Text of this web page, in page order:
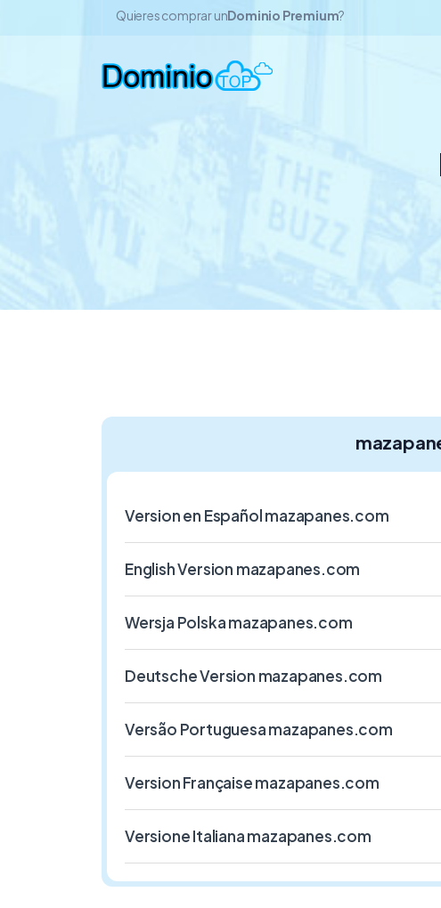
Quieres comprar unDominio Premium?
Version en Español mazapanes.com
English Version mazapanes.com
Wersja Polska mazapanes.com
Deutsche Version mazapanes.com
Versão Portuguesa mazapanes.com
Version Française mazapanes.com
Versione Italiana mazapanes.com